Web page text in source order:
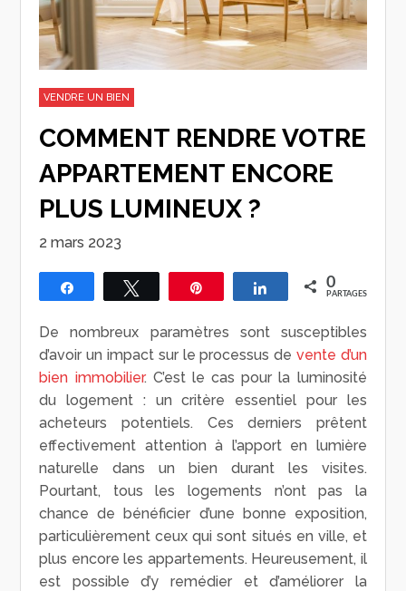
VENDRE UN BIEN
COMMENT RENDRE VOTRE
APPARTEMENT ENCORE
PLUS LUMINEUX ?
2 mars 2023
Partagez Tweetez Épingle Partagez0
PARTAGES
De nombreux paramètres sont susceptibles
d’avoir un impact sur le processus de vente d’un
bien immobilier. C’est le cas pour la luminosité
du logement : un critère essentiel pour les
acheteurs potentiels. Ces derniers prêtent
effectivement attention à l’apport en lumière
naturelle dans un bien durant les visites.
Pourtant, tous les logements n’ont pas la
chance de bénéficier d’une bonne exposition,
particulièrement ceux qui sont situés en ville, et
plus encore les appartements. Heureusement, il
est possible d’y remédier et d’améliorer la